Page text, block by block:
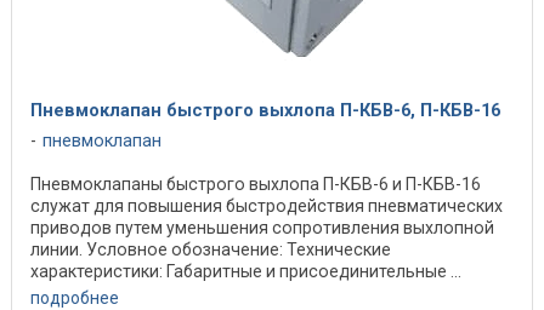
Пневмоклапан быстрого выхлопа П-КБВ-6, П-КБВ-16
пневмоклапан
Пневмоклапаны быстрого выхлопа П-КБВ-6 и П-КБВ-16
служат для повышения быстродействия пневматических
приводов путем уменьшения сопротивления выхлопной
линии. Условное обозначение: Технические
характеристики: Габаритные и присоединительные ...
подробнее